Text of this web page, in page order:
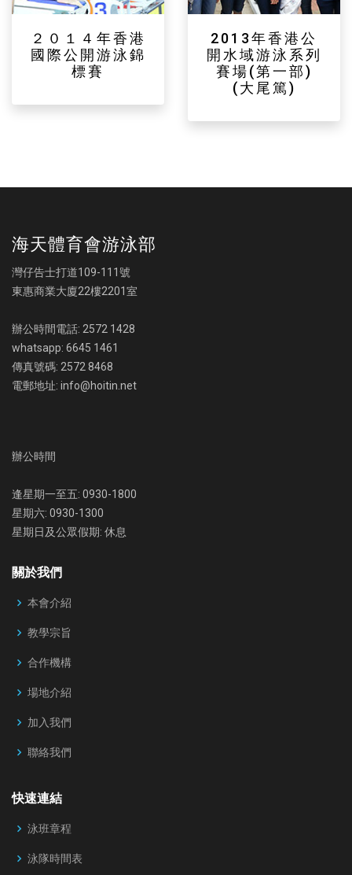
２０１４年香港
國際公開游泳錦
標賽
2013年香港公
開水域游泳系列
賽場(第一部)
(大尾篤)
海天體育會游泳部
灣仔告士打道109-111號
東惠商業大廈22樓2201室
辦公時間電話: 2572 1428
whatsapp: 6645 1461
傳真號碼: 2572 8468
電郵地址: info@hoitin.net
辦公時間
逢星期一至五: 0930-1800
星期六: 0930-1300
星期日及公眾假期: 休息
關於我們
本會介紹
教學宗旨
合作機構
場地介紹
加入我們
聯絡我們
快速連結
泳班章程
泳隊時間表